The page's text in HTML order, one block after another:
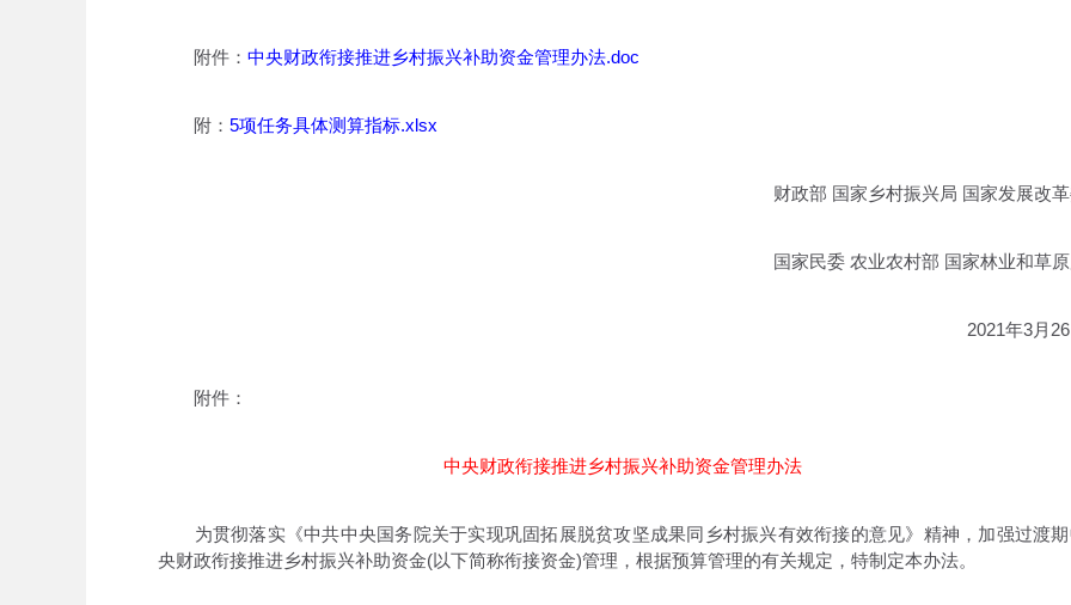
附件： 中央财政衔接推进乡村振兴补助资金管理办法.doc
附： 5项任务具体测算指标.xlsx
财政部 国家乡村振兴局 国家发展改
国家民委 农业农村部 国家林业和草
2021年3月
附件：
中央财政衔接推进乡村振兴补助资金管理办法
为贯彻落实《中共中央国务院关于实现巩固拓展脱贫攻坚成果同乡村振兴有效衔接的意见》精神，加强过渡期
央财政衔接推进乡村振兴补助资金(以下简称衔接资金)管理，根据预算管理的有关规定，特制定本办法。